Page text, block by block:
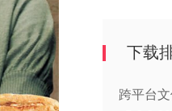
下载
跨平台